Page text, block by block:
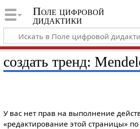
Поле цифровой
дидактики
создать тренд:
У вас нет прав на выполнение
«редактирование этой страницы»